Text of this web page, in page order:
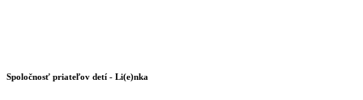
Spoločnosť priateľov detí - Li(e)nka